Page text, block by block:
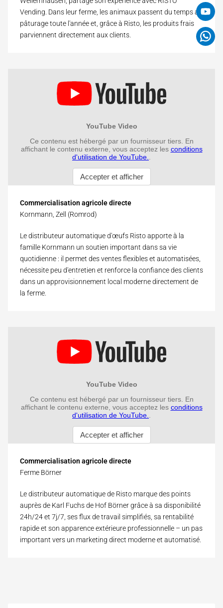
Vending. Dans leur ferme, les animaux passent du temps au
pâturage toute l'année et, grâce à Risto, les produits frais
parviennent directement aux clients.
Commercialisation agricole directe
Kornmann, Zell (Romrod)
Le distributeur automatique d'œufs Risto apporte à la
famille Kornmann un soutien important dans sa vie
quotidienne : il permet des ventes flexibles et automatisées,
nécessite peu d'entretien et renforce la confiance des clients
dans un approvisionnement local moderne directement de
la ferme.
Commercialisation agricole directe
Ferme Börner
Le distributeur automatique de Risto marque des points
auprès de Karl Fuchs de Hof Börner grâce à sa disponibilité
24h/24 et 7j/7, ses flux de travail simplifiés, sa rentabilité
rapide et son apparence extérieure professionnelle – un pas
important vers un marketing direct moderne et automatisé.